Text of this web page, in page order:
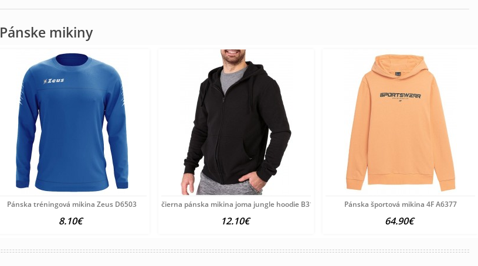
Pánske mikiny
Pánska tréningová mikina Zeus D6503
8.10€
čierna pánska mikina joma jungle hoodie B3188
12.10€
Pánska športová mikina 4F A6377
64.90€